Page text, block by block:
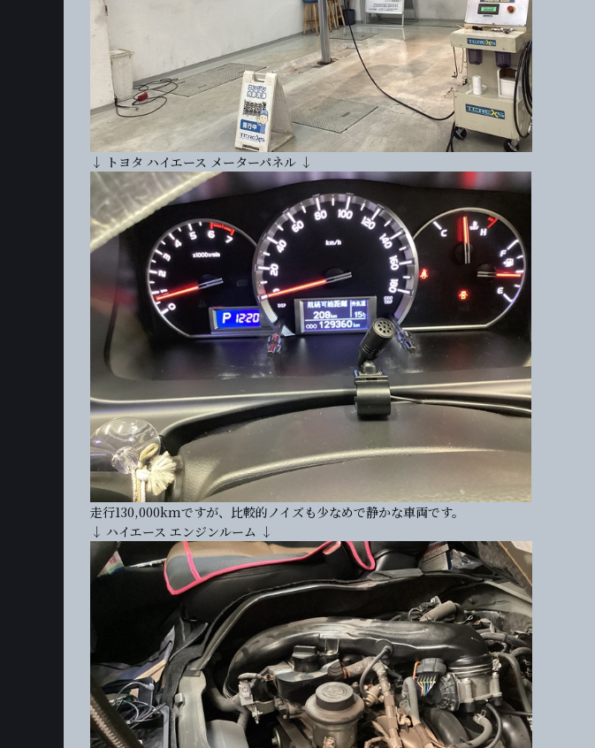
↓ トヨタ ハイエース メーターパネル ↓
走行130,000kmですが、比較的ノイズも少なめで静かな車両です。
↓ ハイエース エンジンルーム ↓